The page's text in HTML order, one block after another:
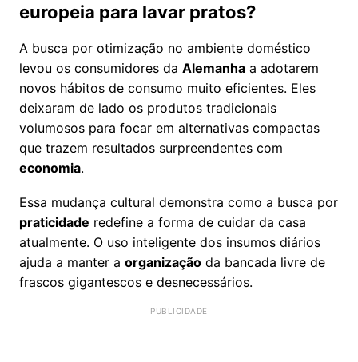
europeia para lavar pratos?
A busca por otimização no ambiente doméstico
levou os consumidores da Alemanha a adotarem
novos hábitos de consumo muito eficientes. Eles
deixaram de lado os produtos tradicionais
volumosos para focar em alternativas compactas
que trazem resultados surpreendentes com
economia.
Essa mudança cultural demonstra como a busca por
praticidade redefine a forma de cuidar da casa
atualmente. O uso inteligente dos insumos diários
ajuda a manter a organização da bancada livre de
frascos gigantescos e desnecessários.